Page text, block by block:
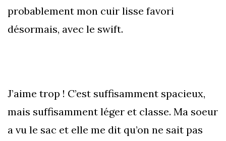
probablement mon cuir lisse favori
désormais, avec le swift.
J’aime trop ! C’est suffisamment spacieux,
mais suffisamment léger et classe. Ma soeur
a vu le sac et elle me dit qu’on ne sait pas